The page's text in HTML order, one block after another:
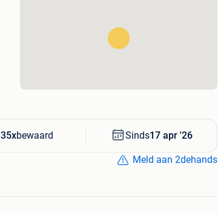
35xbewaard Sinds17 apr '26
Meld aan 2dehands